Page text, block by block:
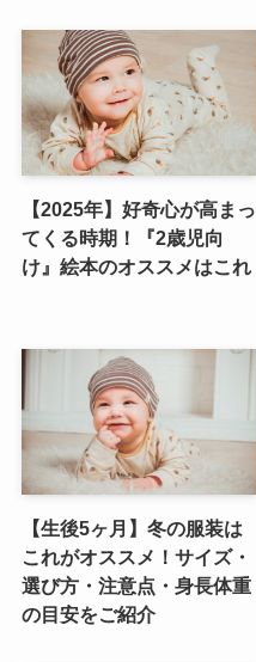
【2025年】好奇心が高まっ
てくる時期！『2歳児向
け』絵本のオススメはこれ
【生後5ヶ月】冬の服装は
これがオススメ！サイズ・
選び方・注意点・身長体重
の目安をご紹介